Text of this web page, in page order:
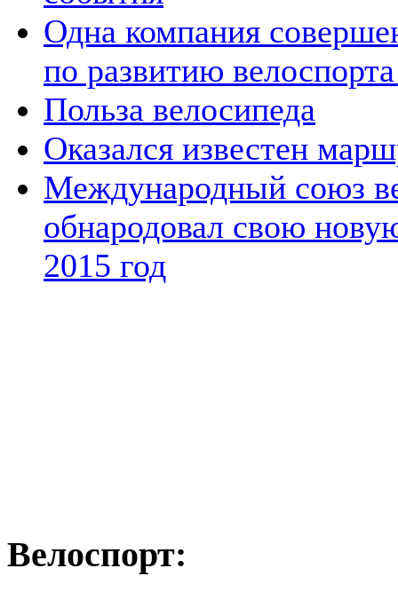
Одна компания
по развитию
Польза велосипеда
Оказался известен
Международный союз
обнародовал свою
2015 год
Велоспорт: